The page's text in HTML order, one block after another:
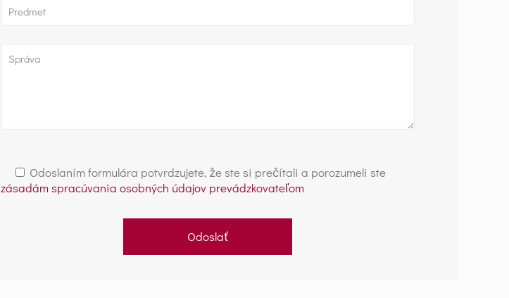
Odoslaním formulára potvrdzujete, že ste si prečítali a porozumeli ste
zásadám spracúvania osobných údajov prevádzkovateľom